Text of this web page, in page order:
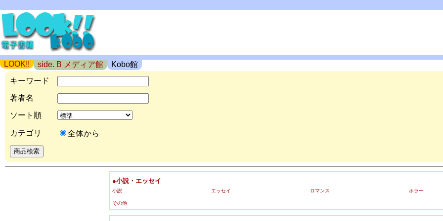
LOOK!! side. B メディア館
Kobo館
キーワード
著者名
ソート順
カテゴリ 全体から
●小説・エッセイ
小説 エッセイ ロマンス ホラー
その他